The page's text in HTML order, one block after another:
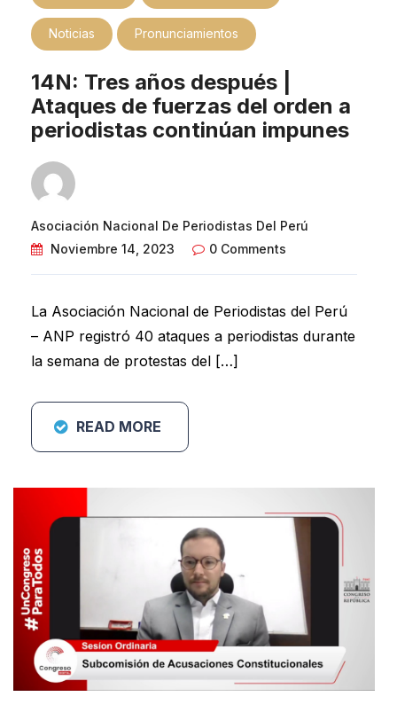
Noticias Pronunciamientos
14N: Tres años después |
Ataques de fuerzas del orden a
periodistas continúan impunes
Asociación Nacional De Periodistas Del Perú
Noviembre 14, 2023
0 Comments
La Asociación Nacional de Periodistas del Perú
– ANP registró 40 ataques a periodistas durante
la semana de protestas del […]
READ MORE